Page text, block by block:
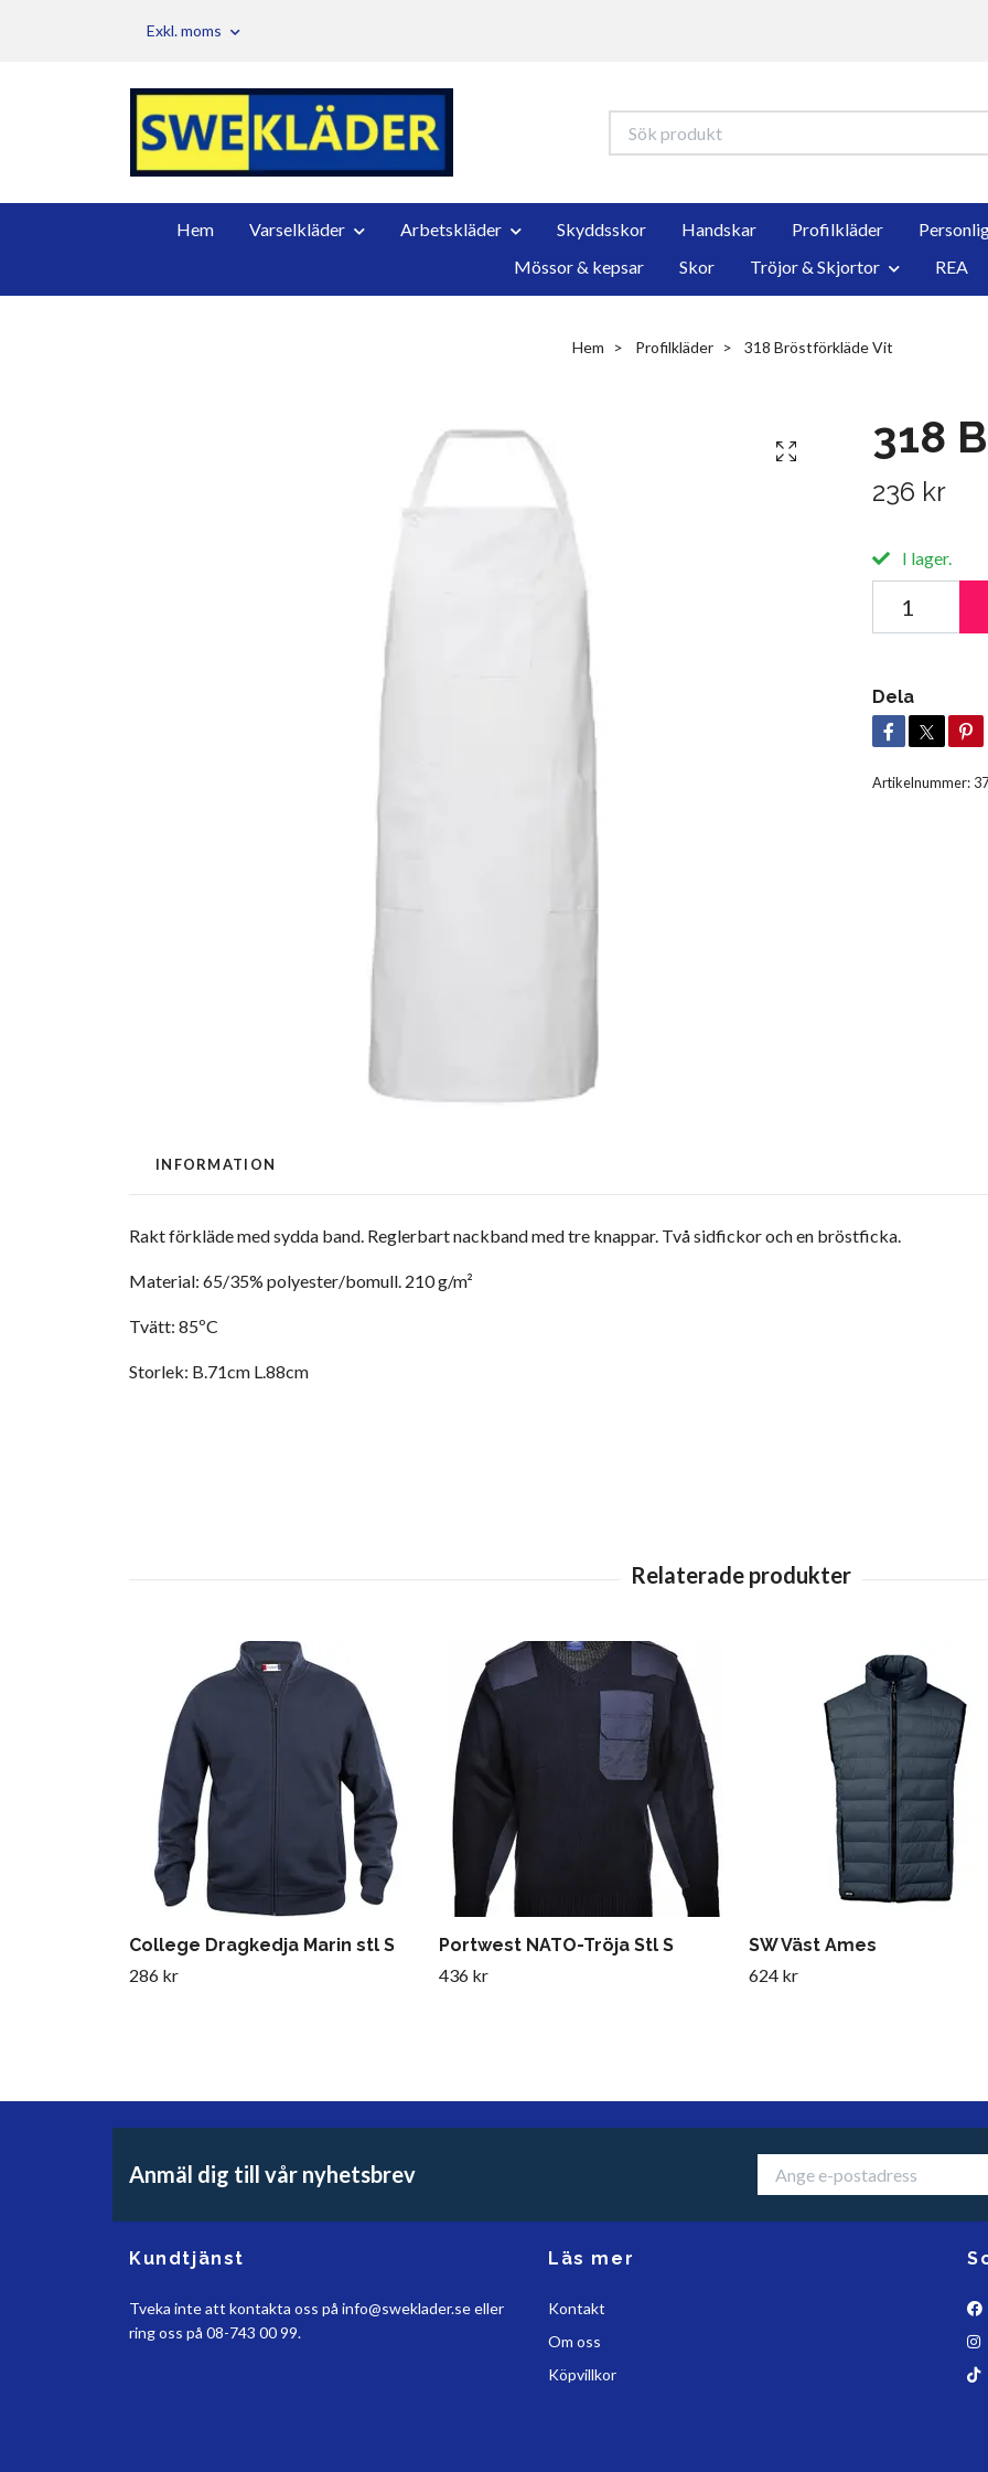
Exkl. moms
Hem Varselkläder Arbetskläder Skyddsskor Handskar Profilkläder
Mössor & kepsar
Skor Tröjor & Skjortor REA
Hem Profilkläder 318 Bröstförkläde Vit
318
236 kr
I lager.
Dela
Artikelnummer:
INFORMATION
Rakt förkläde med sydda band. Reglerbart nackband med tre knappar. Två sidfickor och en bröstficka.
Material: 65/35% polyester/bomull. 210 g/m²
Tvätt: 85ºC
Storlek: B.71cm L.88cm
College Dragkedja Marin stl S
286 kr
Portwest NATO-Tröja Stl S
436 kr
SW Väst Ames
624 kr
Anmäl dig till vår nyhetsbrev
Kundtjänst
Tveka inte att kontakta oss på info@sweklader.seeller
ring oss på 08-743 00 99.
Läs mer
Kontakt
Om oss
Köpvillkor